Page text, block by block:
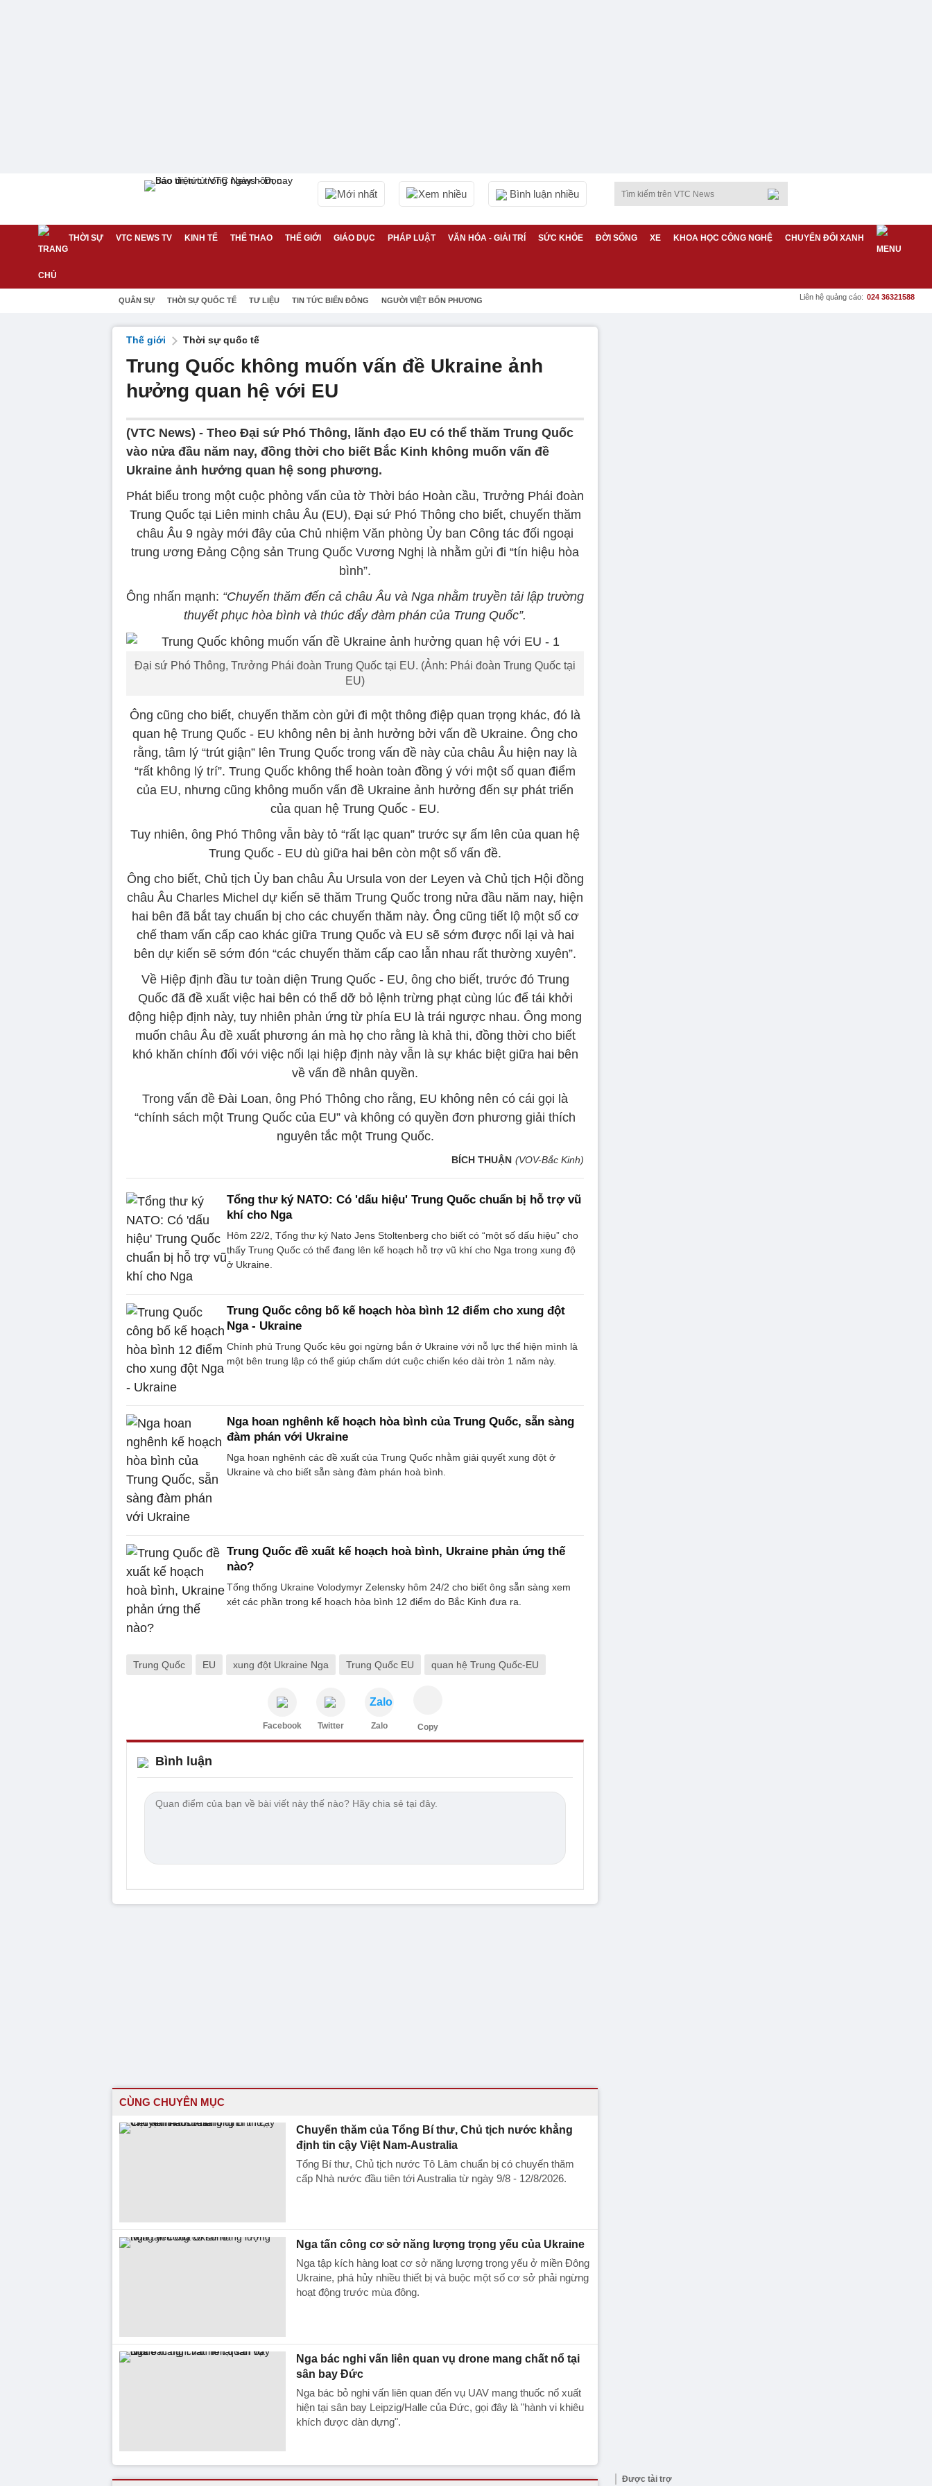
Mới nhất Xem nhiều Bình luận nhiều
THỜI SỰ VTC NEWS TV KINH TẾ THỂ THAO THẾ GIỚI GIÁO DỤC PHÁP LUẬT VĂN HÓA - GIẢI TRÍ SỨC KHỎE ĐỜI SỐNG XE KHOA HỌC CÔNG NGHỆ CHUYỂN ĐỔI XANH
QUÂN SỰ THỜI SỰ QUỐC TẾ TƯ LIỆU TIN TỨC BIỂN ĐÔNG NGƯỜI VIỆT BỐN PHƯƠNG Liên hệ quảng cáo: 024 36321588
Thế giới Thời sự quốc tế
Trung Quốc không muốn vấn đề Ukraine ảnh
hưởng quan hệ với EU
(VTC News) - Theo Đại sứ Phó Thông, lãnh đạo EU có thể thăm Trung Quốc
vào nửa đầu năm nay, đồng thời cho biết Bắc Kinh không muốn vấn đề
Ukraine ảnh hưởng quan hệ song phương.
Phát biểu trong một cuộc phỏng vấn của tờ Thời báo Hoàn cầu, Trưởng Phái đoàn
Trung Quốc tại Liên minh châu Âu (EU), Đại sứ Phó Thông cho biết, chuyến thăm
châu Âu 9 ngày mới đây của Chủ nhiệm Văn phòng Ủy ban Công tác đối ngoại
trung ương Đảng Cộng sản Trung Quốc Vương Nghị là nhằm gửi đi “tín hiệu hòa
bình”.
Ông nhấn mạnh: “Chuyến thăm đến cả châu Âu và Nga nhằm truyền tải lập trường
thuyết phục hòa bình và thúc đẩy đàm phán của Trung Quốc”.
Đại sứ Phó Thông, Trưởng Phái đoàn Trung Quốc tại EU. (Ảnh: Phái đoàn Trung Quốc tại
EU)
Ông cũng cho biết, chuyến thăm còn gửi đi một thông điệp quan trọng khác, đó là
quan hệ Trung Quốc - EU không nên bị ảnh hưởng bởi vấn đề Ukraine. Ông cho
rằng, tâm lý “trút giận” lên Trung Quốc trong vấn đề này của châu Âu hiện nay là
“rất không lý trí”. Trung Quốc không thể hoàn toàn đồng ý với một số quan điểm
của EU, nhưng cũng không muốn vấn đề Ukraine ảnh hưởng đến sự phát triển
của quan hệ Trung Quốc - EU.
Tuy nhiên, ông Phó Thông vẫn bày tỏ “rất lạc quan” trước sự ấm lên của quan hệ
Trung Quốc - EU dù giữa hai bên còn một số vấn đề.
Ông cho biết, Chủ tịch Ủy ban châu Âu Ursula von der Leyen và Chủ tịch Hội đồng
châu Âu Charles Michel dự kiến ​​sẽ thăm Trung Quốc trong nửa đầu năm nay, hiện
hai bên đã bắt tay chuẩn bị cho các chuyến thăm này. Ông cũng tiết lộ một số cơ
chế tham vấn cấp cao khác giữa Trung Quốc và EU sẽ sớm được nối lại và hai
bên dự kiến ​​sẽ sớm đón “các chuyến thăm cấp cao lẫn nhau rất thường xuyên”.
Về Hiệp định đầu tư toàn diện Trung Quốc - EU, ông cho biết, trước đó Trung
Quốc đã đề xuất việc hai bên có thể dỡ bỏ lệnh trừng phạt cùng lúc để tái khởi
động hiệp định này, tuy nhiên phản ứng từ phía EU là trái ngược nhau. Ông mong
muốn châu Âu đề xuất phương án mà họ cho rằng là khả thi, đồng thời cho biết
khó khăn chính đối với việc nối lại hiệp định này vẫn là sự khác biệt giữa hai bên
về vấn đề nhân quyền.
Trong vấn đề Đài Loan, ông Phó Thông cho rằng, EU không nên có cái gọi là
“chính sách một Trung Quốc của EU” và không có quyền đơn phương giải thích
nguyên tắc một Trung Quốc.
BÍCH THUẬN (VOV-Bắc Kinh)
Tổng thư ký NATO: Có 'dấu hiệu' Trung Quốc chuẩn bị hỗ trợ vũ
khí cho Nga
Hôm 22/2, Tổng thư ký Nato Jens Stoltenberg cho biết có “một số dấu hiệu” cho
thấy Trung Quốc có thể đang lên kế hoạch hỗ trợ vũ khí cho Nga trong xung độ
ở Ukraine.
Trung Quốc công bố kế hoạch hòa bình 12 điểm cho xung đột
Nga - Ukraine
Chính phủ Trung Quốc kêu gọi ngừng bắn ở Ukraine với nỗ lực thể hiện mình là
một bên trung lập có thể giúp chấm dứt cuộc chiến kéo dài tròn 1 năm này.
Nga hoan nghênh kế hoạch hòa bình của Trung Quốc, sẵn sàng
đàm phán với Ukraine
Nga hoan nghênh các đề xuất của Trung Quốc nhằm giải quyết xung đột ở
Ukraine và cho biết sẵn sàng đàm phán hoà bình.
Trung Quốc đề xuất kế hoạch hoà bình, Ukraine phản ứng thế
nào?
Tổng thống Ukraine Volodymyr Zelensky hôm 24/2 cho biết ông sẵn sàng xem
xét các phần trong kế hoạch hòa bình 12 điểm do Bắc Kinh đưa ra.
Trung Quốc EU xung đột Ukraine Nga Trung Quốc EU quan hệ Trung Quốc-EU
Facebook Twitter
Zalo
Zalo Copy
Bình luận
CÙNG CHUYÊN MỤC
Chuyến thăm của Tổng Bí thư, Chủ tịch nước khẳng
định tin cậy Việt Nam-Australia
Tổng Bí thư, Chủ tịch nước Tô Lâm chuẩn bị có chuyến thăm
cấp Nhà nước đầu tiên tới Australia từ ngày 9/8 - 12/8/2026.
Nga tấn công cơ sở năng lượng trọng yếu của Ukraine
Nga tập kích hàng loạt cơ sở năng lượng trọng yếu ở miền Đông
Ukraine, phá hủy nhiều thiết bị và buộc một số cơ sở phải ngừng
hoạt động trước mùa đông.
Nga bác nghi vấn liên quan vụ drone mang chất nổ tại
sân bay Đức
Nga bác bỏ nghi vấn liên quan đến vụ UAV mang thuốc nổ xuất
hiện tại sân bay Leipzig/Halle của Đức, gọi đây là "hành vi khiêu
khích được dàn dựng".
Được tài trợ